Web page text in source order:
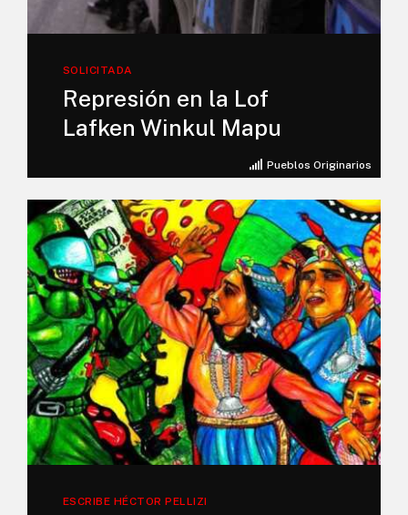
Pueblos Originarios
SOLICITADA
Represión en la Lof
Lafken Winkul Mapu
ESCRIBE HÉCTOR PELLIZI